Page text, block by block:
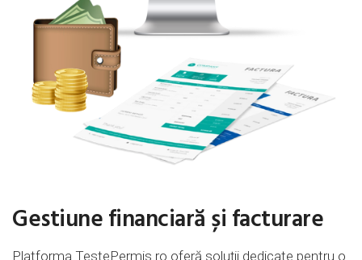
Gestiune financiară și facturare
Platforma TestePermis.ro oferă soluții dedicate pentru o